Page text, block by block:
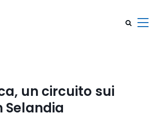
un circuito sui
Selandia